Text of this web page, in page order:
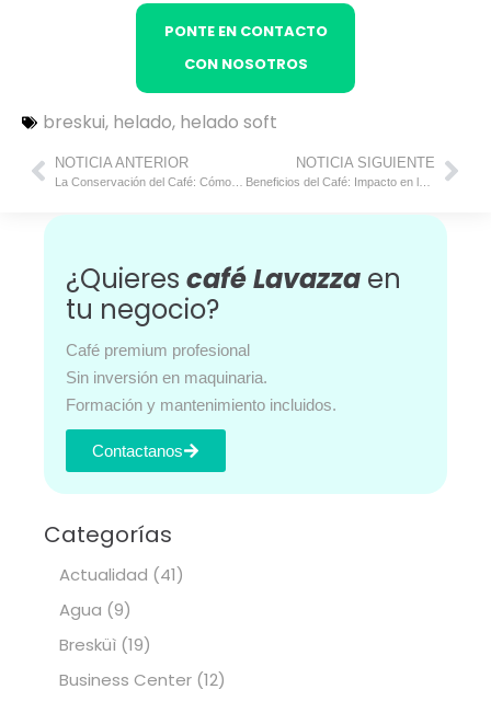
PONTE EN CONTACTO
CON NOSOTROS
breskui, helado, helado soft
NOTICIA ANTERIOR NOTICIA SIGUIENTE
Beneficios del Café: Impacto en la Salud Digestiva, Hepática y su Poder Antioxidante
¿Quieres café Lavazza en
tu negocio?
Café premium profesional
Sin inversión en maquinaria.
Formación y mantenimiento incluidos.
Contactanos
Categorías
Actualidad (41)
Agua (9)
Bresküì (19)
Business Center (12)